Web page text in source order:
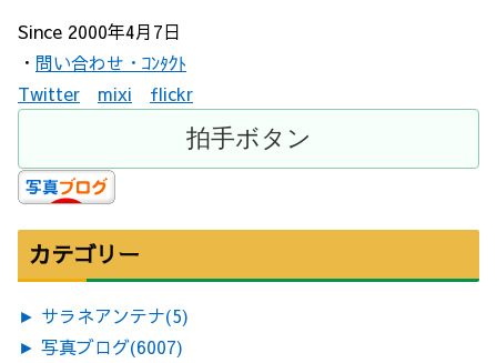
Since 2000年4月7日
・ 問い合わせ・ｺﾝﾀｸﾄ
Twitter
mixi flickr
カテゴリー
► サラネアンテナ(5)
► 写真ブログ(6007)